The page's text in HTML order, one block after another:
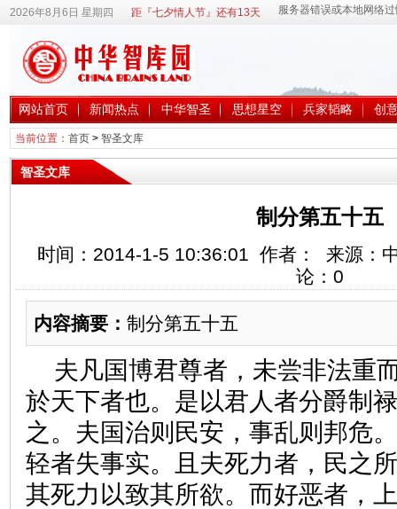
2026年8月6日 星期四 距『七夕情人节』还有13天
网站首页 新闻热点 中华智圣 思想星空 兵家韬略 创
当前位置： 首页> 智圣文库
智圣文库
制分第五十五
时间：2014-1-5 10:36:01 作者： 来源：
论： 0
内容摘要： 制分第五十五
夫凡国博君尊者，未尝非法重
於天下者也。是以君人者分爵制
之。夫国治则民安，事乱则邦危
轻者失事实。且夫死力者，民之
其死力以致其所欲。而好恶者，